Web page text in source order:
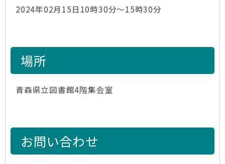
2024年02月15日10時30分～15時30分
場所
青森県立図書館4階集会室
お問い合わせ